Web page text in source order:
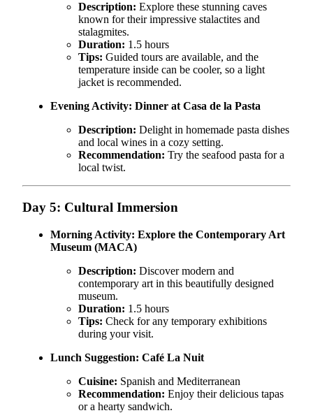
Description: Explore these stunning caves
known for their impressive stalactites and
stalagmites.
Duration: 1.5 hours
Tips: Guided tours are available, and the
temperature inside can be cooler, so a light
jacket is recommended.
Evening Activity: Dinner at Casa de la Pasta
Description: Delight in homemade pasta dishes
and local wines in a cozy setting.
Recommendation: Try the seafood pasta for a
local twist.
Day 5: Cultural Immersion
Morning Activity: Explore the Contemporary Art
Museum (MACA)
Description: Discover modern and
contemporary art in this beautifully designed
museum.
Duration: 1.5 hours
Tips: Check for any temporary exhibitions
during your visit.
Lunch Suggestion: Café La Nuit
Cuisine: Spanish and Mediterranean
Recommendation: Enjoy their delicious tapas
or a hearty sandwich.